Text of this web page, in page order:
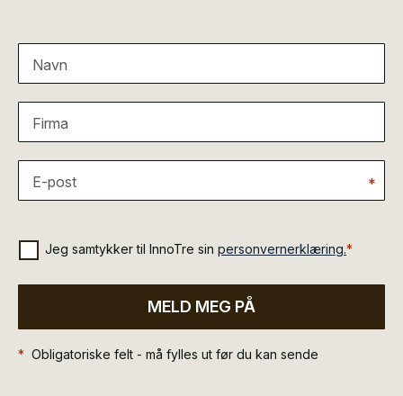
Navn
Firma
E-post *
Jeg samtykker til InnoTre sin personvernerklæring.*
MELD MEG PÅ
* Obligatoriske felt - må fylles ut før du kan sende